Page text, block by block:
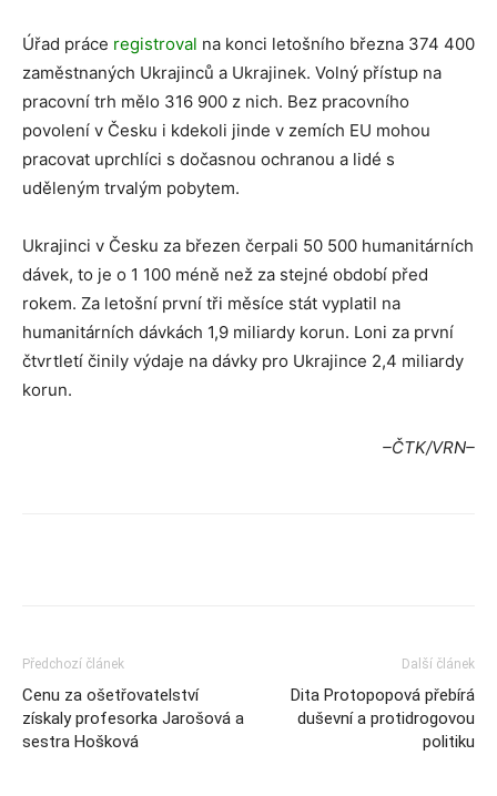
Úřad práce registroval na konci letošního března 374 400
zaměstnaných Ukrajinců a Ukrajinek. Volný přístup na
pracovní trh mělo 316 900 z nich. Bez pracovního
povolení v Česku i kdekoli jinde v zemích EU mohou
pracovat uprchlíci s dočasnou ochranou a lidé s
uděleným trvalým pobytem.
Ukrajinci v Česku za březen čerpali 50 500 humanitárních
dávek, to je o 1 100 méně než za stejné období před
rokem. Za letošní první tři měsíce stát vyplatil na
humanitárních dávkách 1,9 miliardy korun. Loni za první
čtvrtletí činily výdaje na dávky pro Ukrajince 2,4 miliardy
korun.
–ČTK/VRN–
Předchozí článek
Cenu za ošetřovatelství
získaly profesorka Jarošová a
sestra Hošková
Další článek
Dita Protopopová přebírá
duševní a protidrogovou
politiku